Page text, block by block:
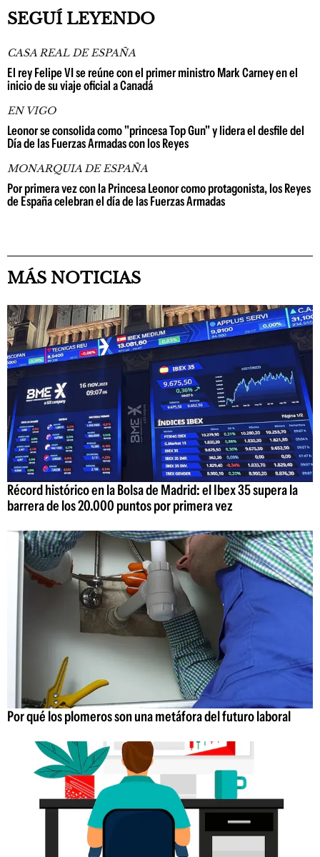
SEGUÍ LEYENDO
CASA REAL DE ESPAÑA
El rey Felipe VI se reúne con el primer ministro Mark Carney en el
inicio de su viaje oficial a Canadá
EN VIGO
Leonor se consolida como "princesa Top Gun" y lidera el desfile del
Día de las Fuerzas Armadas con los Reyes
MONARQUIA DE ESPAÑA
Por primera vez con la Princesa Leonor como protagonista, los Reyes
de España celebran el día de las Fuerzas Armadas
MÁS NOTICIAS
Récord histórico en la Bolsa de Madrid: el Ibex 35 supera la
barrera de los 20.000 puntos por primera vez
Por qué los plomeros son una metáfora del futuro laboral